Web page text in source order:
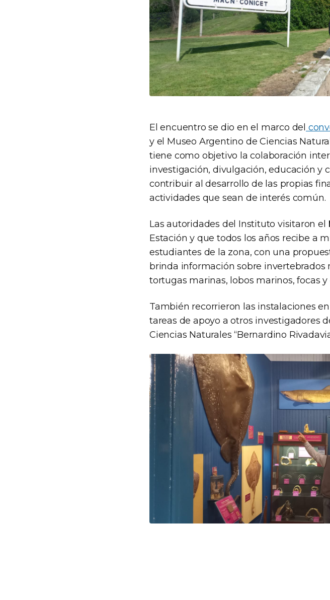
El encuentro se dio en el marco del
y el Museo Argentino de Ciencias
tiene como objetivo la colaboración
investigación, divulgación, educación y
contribuir al desarrollo de las propias
actividades que sean de interés común.
Las autoridades del Instituto visitaron el
Estación y que todos los años recibe a
estudiantes de la zona, con una
brinda información sobre invertebrados
tortugas marinas, lobos marinos, focas y
También recorrieron las instalaciones
tareas de apoyo a otros investigadores
Ciencias Naturales “Bernardino